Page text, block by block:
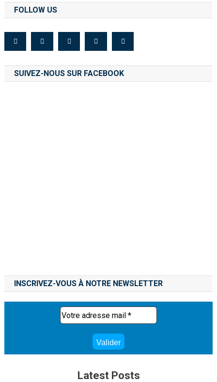
FOLLOW US
SUIVEZ-NOUS SUR FACEBOOK
INSCRIVEZ-VOUS À NOTRE NEWSLETTER
Latest Posts